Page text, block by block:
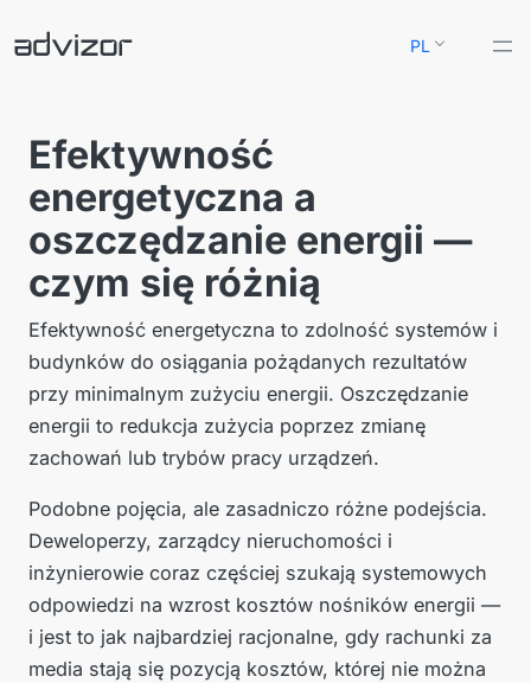
Przejdź
PL
Efektywność
energetyczna a
oszczędzanie energii —
czym się różnią
Efektywność energetyczna to zdolność systemów i
budynków do osiągania pożądanych rezultatów
przy minimalnym zużyciu energii. Oszczędzanie
energii to redukcja zużycia poprzez zmianę
zachowań lub trybów pracy urządzeń.
Podobne pojęcia, ale zasadniczo różne podejścia.
Deweloperzy, zarządcy nieruchomości i
inżynierowie coraz częściej szukają systemowych
odpowiedzi na wzrost kosztów nośników energii —
i jest to jak najbardziej racjonalne, gdy rachunki za
media stają się pozycją kosztów, której nie można